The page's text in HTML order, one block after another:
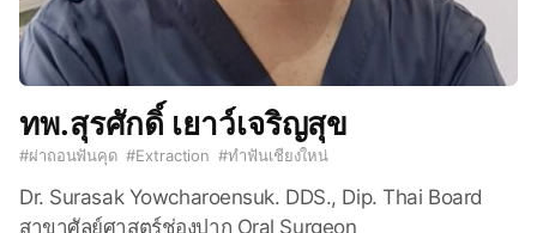
ทพ.สุรศักดิ์ เยาว์เจริญสุข
#ผ่าถอนฟันคุด #Extraction #ทำฟันเชียงใหน่
Dr. Surasak Yowcharoensuk. DDS., Dip. Thai Board
สาขาศัลย์ศาสตร์ช่องปาก Oral Surgeon